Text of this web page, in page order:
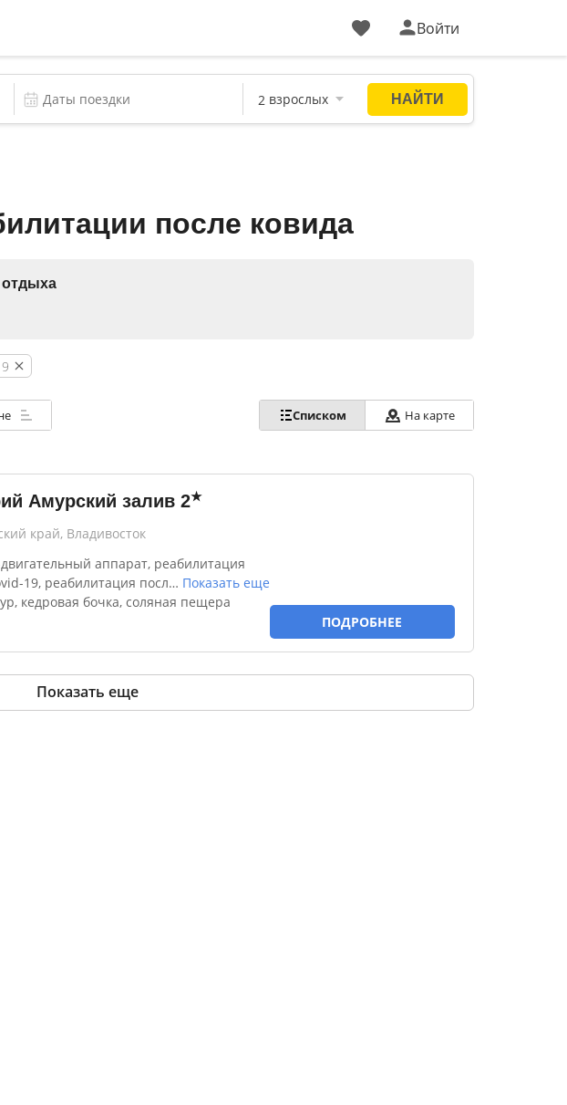
Войти
после ковида
Списком На карте
Амурский залив 2★
край, Владивосток
аппарат, реабилитация
19, реабилитация посл… Показать еще
кедровая бочка, соляная пещера
ПОДРОБНЕЕ
Показать еще